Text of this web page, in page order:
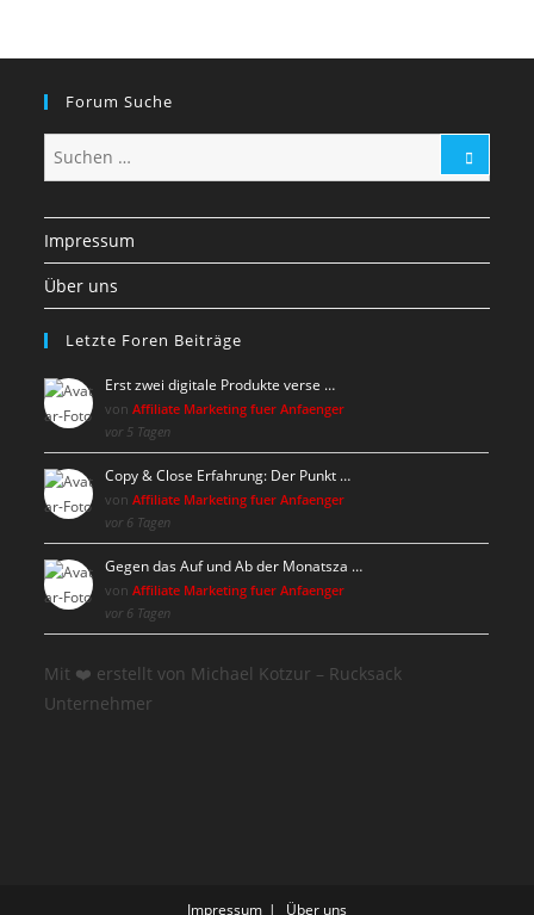
Forum Suche
Impressum
Über uns
Letzte Foren Beiträge
Erst zwei digitale Produkte verse …
vonAffiliate Marketing fuer Anfaenger
vor 5 Tagen
Copy & Close Erfahrung: Der Punkt …
vonAffiliate Marketing fuer Anfaenger
vor 6 Tagen
Gegen das Auf und Ab der Monatsza …
vonAffiliate Marketing fuer Anfaenger
vor 6 Tagen
Mit ❤️ erstellt von Michael Kotzur – Rucksack
Unternehmer
Impressum Über uns